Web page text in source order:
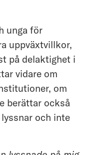
unga för
uppväxtvillkor,
på delaktighet i
vidare om
om
berättar också
och inte